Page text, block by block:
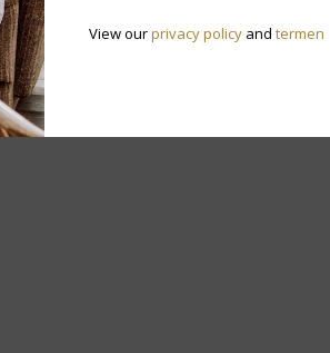
View ourprivacy policy and termen